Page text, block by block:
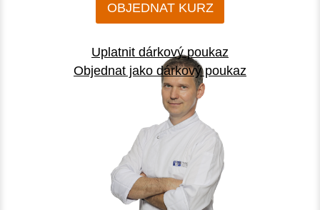
OBJEDNAT KURZ
Uplatnit dárkový poukaz
Objednat jako dárkový poukaz